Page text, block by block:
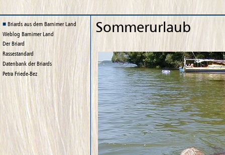
Briards aus dem Barnimer Land
Weblog Barnimer Land
Der Briard
Rassestandard
Datenbank der Briards
Petra Friede-Bez
Sommerurlaub